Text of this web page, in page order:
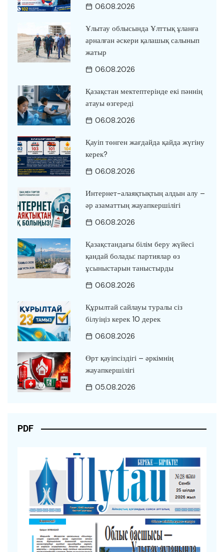
06.08.2026
Ұлытау облысында Ұлттық ұланға
арналған әскери қалашық салынып
жатыр
06.08.2026
Қазақстан мектептерінде екі пәннің
атауы өзгереді
06.08.2026
Қауіп төнген жағдайда қайда жүгіну
керек?
06.08.2026
Интернет-алаяқтықтың алдын алу –
әр азаматтың жауапкершілігі
06.08.2026
Қазақстандағы білім беру жүйесі
қандай болады: партиялар өз
ұсыныстарын таныстырды
06.08.2026
Құрылтай сайлауы туралы сіз
білуіңіз керек 10 дерек
06.08.2026
Өрт қауіпсіздігі – әркімнің
жауапкершілігі
05.08.2026
PDF